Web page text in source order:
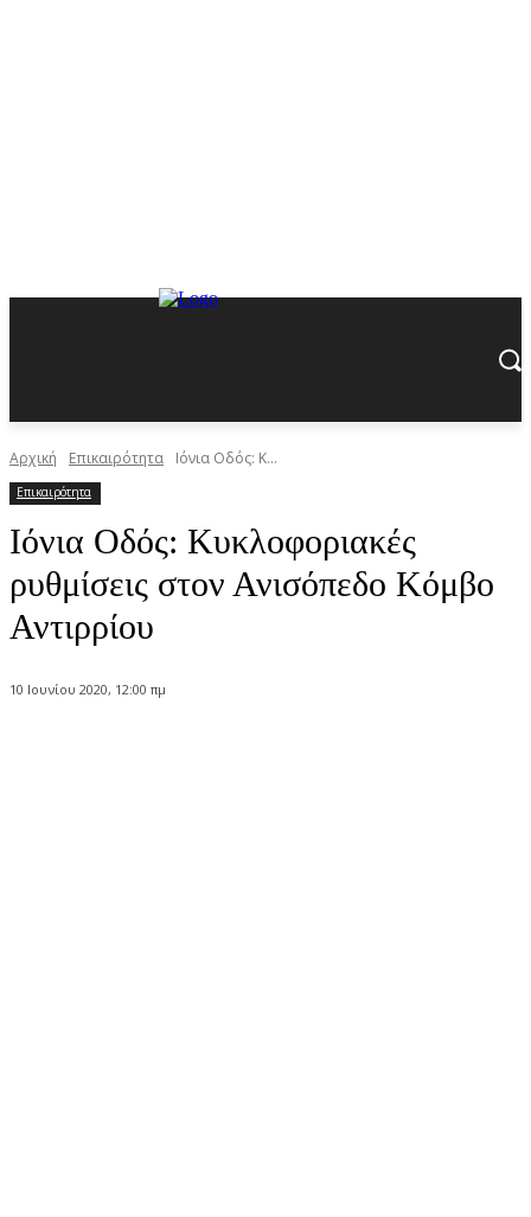
Αρχική Επικαιρότητα Ιόνια Οδός: Κ...
Επικαιρότητα
Ιόνια Οδός: Κυκλοφοριακές
ρυθμίσεις στον Ανισόπεδο Κόμβο
Αντιρρίου
10 Ιουνίου 2020, 12:00 πμ